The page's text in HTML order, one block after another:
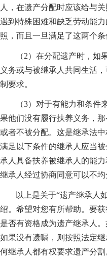
人，在遗产分配时应该给与
遇到特殊困难和缺乏劳动能
照，而且一旦满足了这两个条
（2）在分配遗产时，
义务或与被继承人共同生活
制要求。
（3）对于有能力和条件
果他们没有履行扶养义务，
或者不被分配。这是继承法
满足以下条件的继承人应当
承人具备扶养被继承人的能
继承人经过协商同意可以不均
以上是关于“遗产继承人
绍。希望对您有所帮助。要
是否有资格成为遗产继承人
如果没有遗嘱，则按照法定
何继承人都有权要求遗产分